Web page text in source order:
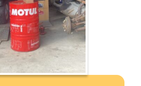
La 15/6 H –
1954/1956